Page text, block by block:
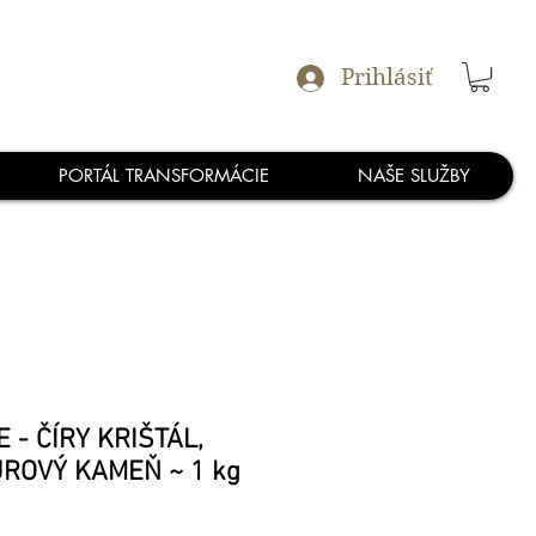
Prihlásiť
PORTÁL TRANSFORMÁCIE NAŠE SLUŽBY
- ČÍRY KRIŠTÁL,
KAMEŇ ~ 1 kg